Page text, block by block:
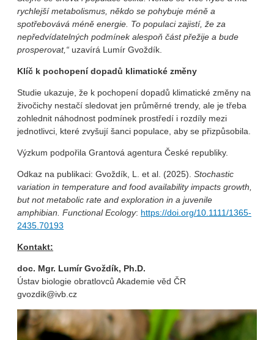
rychlejší metabolismus, někdo se pohybuje méně a
spotřebovává méně energie. To populaci zajistí, že za
nepředvídatelných podmínek alespoň část přežije a bude
prosperovat,“ uzavírá Lumír Gvoždík.
Klíč k pochopení dopadů klimatické změny
Studie ukazuje, že k pochopení dopadů klimatické změny na
živočichy nestačí sledovat jen průměrné trendy, ale je třeba
zohlednit náhodnost podmínek prostředí i rozdíly mezi
jednotlivci, které zvyšují šanci populace, aby se přizpůsobila.
Výzkum podpořila Grantová agentura České republiky.
Odkaz na publikaci: Gvoždík, L. et al. (2025). Stochastic
variation in temperature and food availability impacts growth,
but not metabolic rate and exploration in a juvenile
amphibian. Functional Ecology: https://doi.org/10.1111/1365-
2435.70193
Kontakt:
doc. Mgr. Lumír Gvoždík, Ph.D.
Ústav biologie obratlovců Akademie věd ČR
gvozdik@ivb.cz